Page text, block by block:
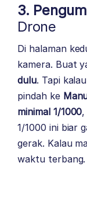
3.
Drone
Di halaman
kamera. Buat
dulu. Tapi
pindah ke
minimal 1/1000,
1/1000 ini biar
gerak. Kalau
waktu terbang.